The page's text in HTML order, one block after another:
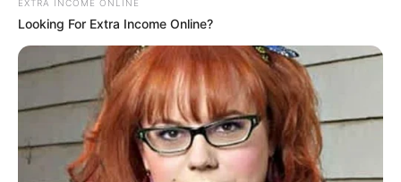
EXTRA INCOME ONLINE
Looking For Extra Income Online?